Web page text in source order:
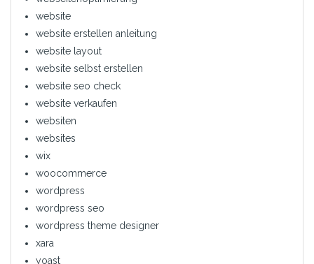
website
website erstellen anleitung
website layout
website selbst erstellen
website seo check
website verkaufen
websiten
websites
wix
woocommerce
wordpress
wordpress seo
wordpress theme designer
xara
yoast